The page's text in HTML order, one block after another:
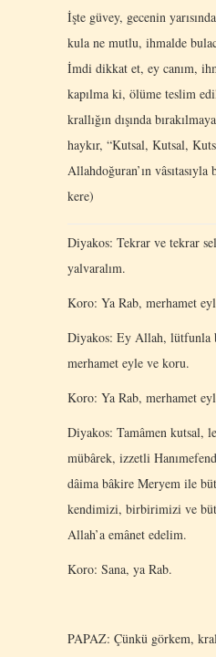
İşte güvey, gecenin
kula ne mutlu, ihmalde
İmdi dikkat et, ey canım,
kapılma ki, ölüme teslim
krallığın dışında
haykır, “Kutsal, Kutsal,
Allahdoğuran’ın
kere)
Diyakos: Tekrar ve tekrar
yalvaralım.
Koro: Ya Rab, merhamet
Diyakos: Ey Allah, lütfunla
merhamet eyle ve koru.
Koro: Ya Rab, merhamet
Diyakos: Tamâmen kutsal,
mübârek, izzetli
dâima bâkire Meryem ile
kendimizi, birbirimizi ve
Allah’a emânet edelim.
Koro: Sana, ya Rab.
PAPAZ: Çünkü görkem,